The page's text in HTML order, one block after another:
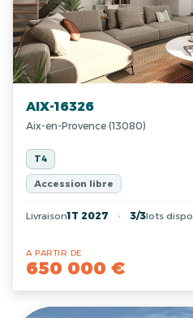
AIX-16326
Aix-en-Provence (13080)
T4
Accession libre
Livraison1T 2027 3/3lots dispo
A PARTIR DE
650 000 €